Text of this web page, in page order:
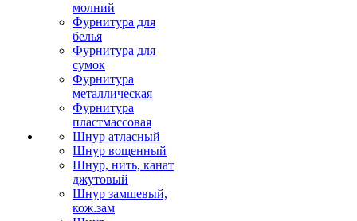
молний
Фурнитура для
белья
Фурнитура для
сумок
Фурнитура
металлическая
Фурнитура
пластмассовая
Шнур атласный
Шнур вощенный
Шнур, нить, канат
джутовый
Шнур замшевый,
кож.зам